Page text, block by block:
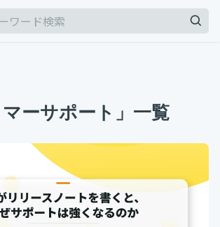
記事
サービス
keyboard_arrow_down
ーニング
ル作成やタスク管理のテクニックを紹介
2025.06.06
BPaaSに取り組む注目企業一覧（2025年版）
BPO
マーサポート」一覧